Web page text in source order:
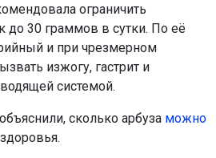
ограничить
до 30 граммов в сутки. По её
и при чрезмерном
изжогу, гастрит и
системой.
сколько арбуза можно